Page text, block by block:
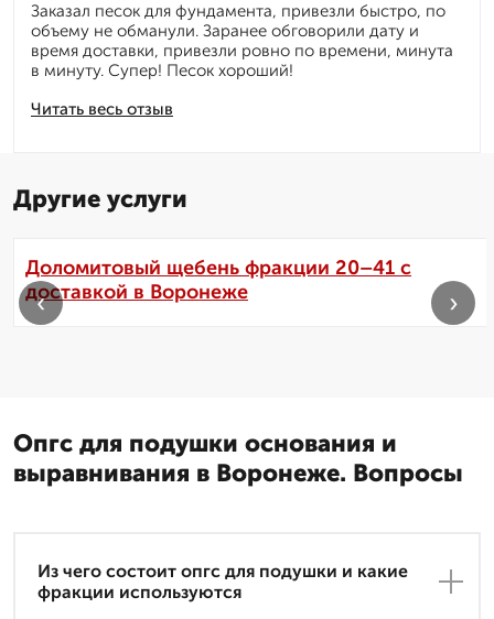
Читать весь отзыв
Заказал песок для фундамента, привезли быстро, по
объему не обманули. Заранее обговорили дату и
время доставки, привезли ровно по времени, минута
в минуту. Супер! Песок хороший!
Другие услуги
Доломитовый щебень фракции 20–41 с
доставкой в Воронеже
‹ ›
Опгс для подушки основания и
выравнивания в Воронеже. Вопросы
Из чего состоит опгс для подушки и какие
фракции используются